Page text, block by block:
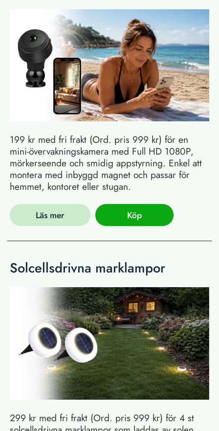
199 kr med fri frakt (Ord. pris 999 kr) för en
mini-övervakningskamera med Full HD 1080P,
mörkerseende och smidig appstyrning. Enkel att
montera med inbyggd magnet och passar för
hemmet, kontoret eller stugan.
Läs mer Köp
Solcellsdrivna marklampor
299 kr med fri frakt (Ord. pris 999 kr) för 4 st